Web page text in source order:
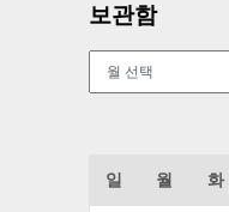
보관함
일 월 화